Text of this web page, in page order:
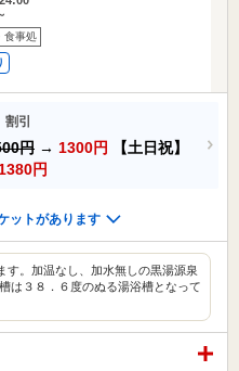
食事処
引
円 → 1300円
【土日祝】
1380円
ットがあります
す。加温なし、加水無しの黒湯源泉
は３８．６度のぬる湯浴槽となって